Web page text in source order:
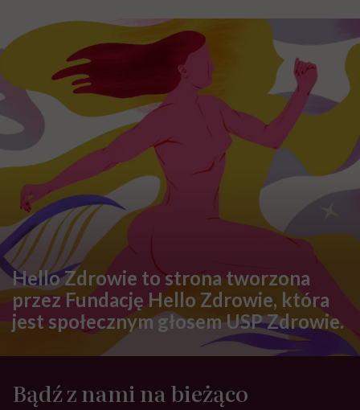
Hello Zdrowie to strona tworzona
przez Fundację Hello Zdrowie, która
jest społecznym głosem USP Zdrowie.
Bądź z nami na bieżąco